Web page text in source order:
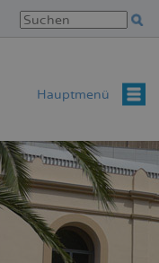
Hauptmenü